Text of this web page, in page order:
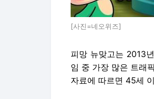
[사진=네오위즈]
피망 뉴맞고는 2013
임 중 가장 많은 트래
자료에 따르면 45세